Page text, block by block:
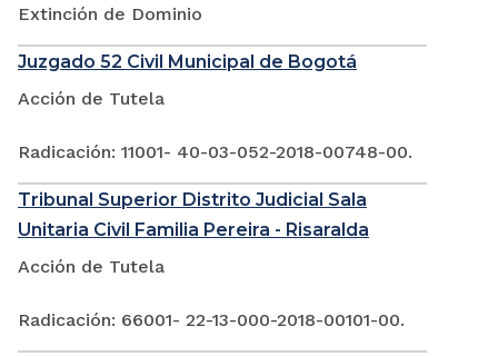
Extinción de Dominio
Juzgado 52 Civil Municipal de Bogotá
Acción de Tutela
Radicación: 11001- 40-03-052-2018-00748-00.
Tribunal Superior Distrito Judicial Sala
Unitaria Civil Familia Pereira - Risaralda
Acción de Tutela
Radicación: 66001- 22-13-000-2018-00101-00.